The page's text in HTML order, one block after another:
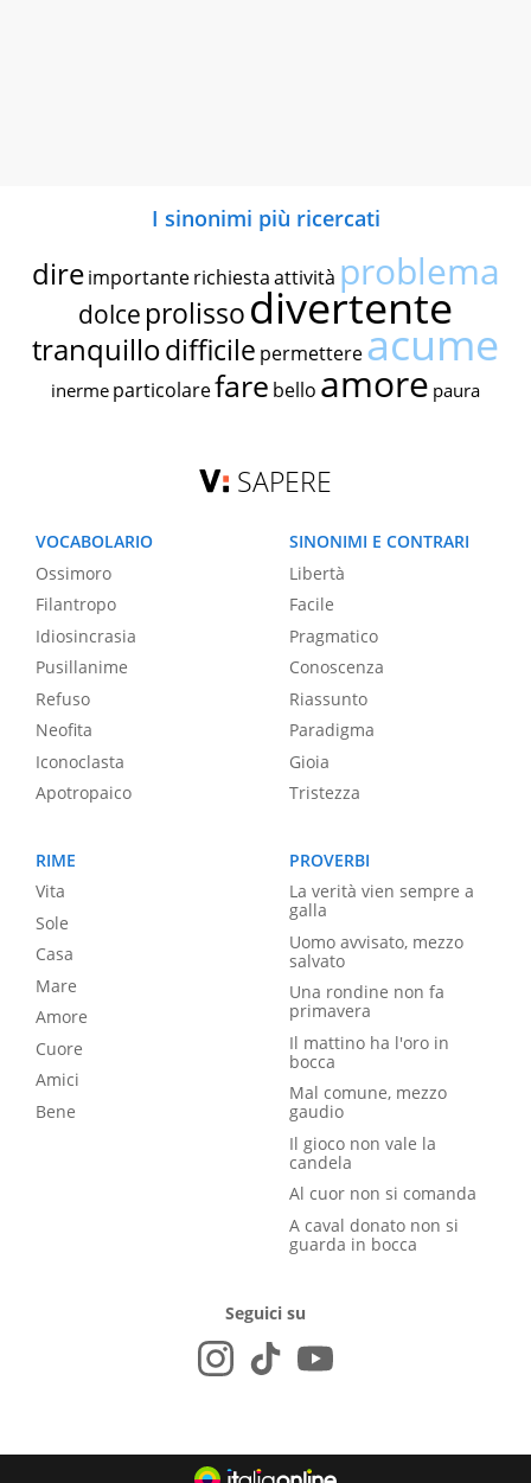
I sinonimi più ricercati
dire importante richiestaattività problema
dolce prolissodivertente
tranquillodifficile permettereacume
inerme particolarefare bello amore paura
SAPERE
VOCABOLARIO
Ossimoro
Filantropo
Idiosincrasia
Pusillanime
Refuso
Neofita
Iconoclasta
Apotropaico
SINONIMI E CONTRARI
Libertà
Facile
Pragmatico
Conoscenza
Riassunto
Paradigma
Gioia
Tristezza
RIME
Vita
Sole
Casa
Mare
Amore
Cuore
Amici
Bene
PROVERBI
La verità vien sempre a
galla
Uomo avvisato, mezzo
salvato
Una rondine non fa
primavera
Il mattino ha l'oro in
bocca
Mal comune, mezzo
gaudio
Il gioco non vale la
candela
Al cuor non si comanda
A caval donato non si
guarda in bocca
Seguici su